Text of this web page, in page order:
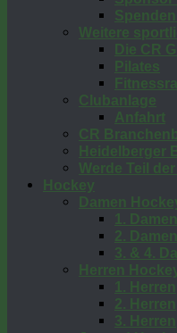
Weitere
Die CR
Pilates
Clubanlage
Anfahrt
CR
Heidelberger
Werde Teil
Hockey
Damen
1. Damen
2. Damen
3. & 4.
Herren
1. Herren
2. Herren
3. Herren